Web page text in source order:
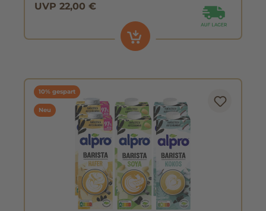
UVP 22,00 €
10% gespart
Neu